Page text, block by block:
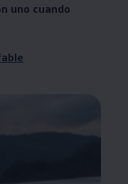
uno cuando